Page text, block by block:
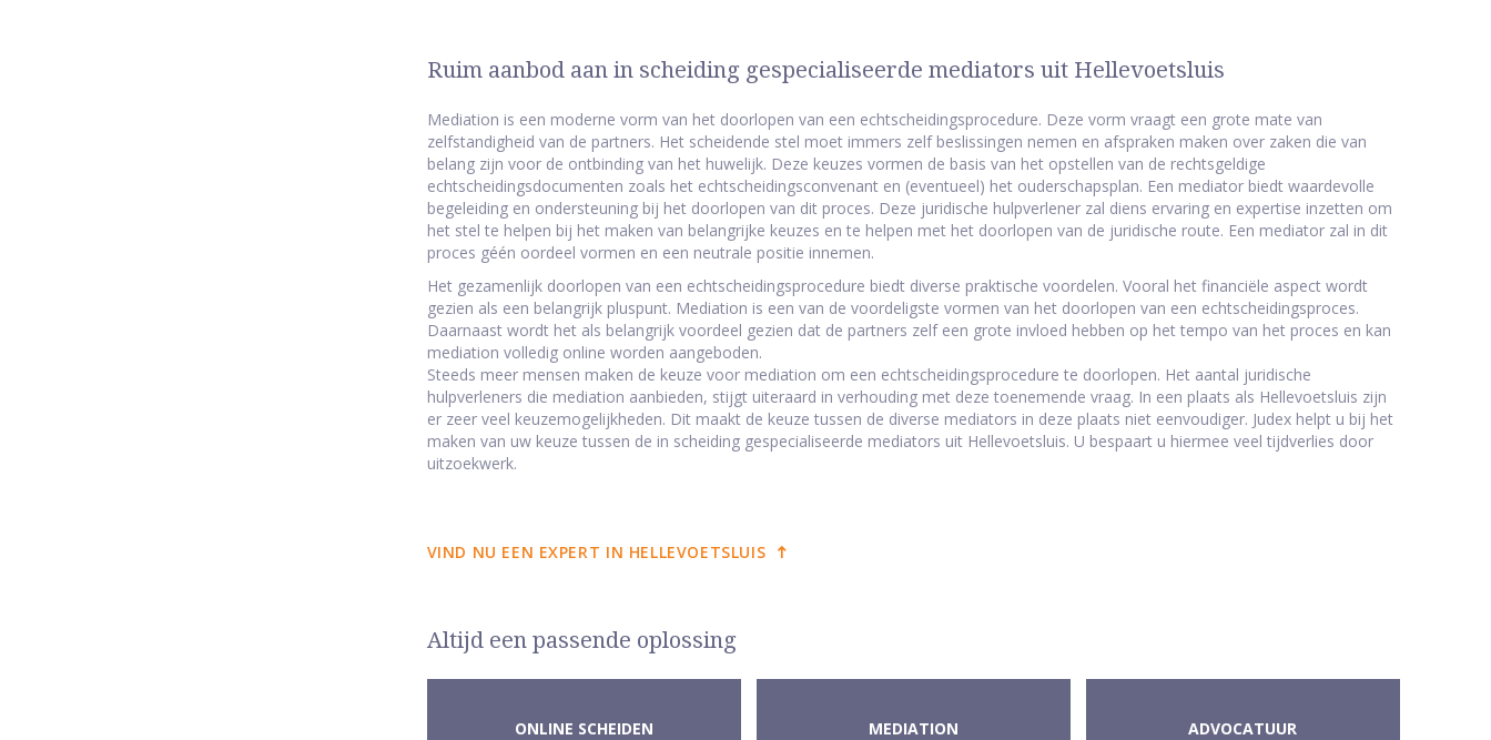
Ruim aanbod aan in scheiding gespecialiseerde mediators uit Hellevoetsluis
Mediation is een moderne vorm van het doorlopen van een echtscheidingsprocedure. Deze vorm vraagt een grote mate van
zelfstandigheid van de partners. Het scheidende stel moet immers zelf beslissingen nemen en afspraken maken over zaken die van
belang zijn voor de ontbinding van het huwelijk. Deze keuzes vormen de basis van het opstellen van de rechtsgeldige
echtscheidingsdocumenten zoals het echtscheidingsconvenant en (eventueel) het ouderschapsplan. Een mediator biedt waardevolle
begeleiding en ondersteuning bij het doorlopen van dit proces. Deze juridische hulpverlener zal diens ervaring en expertise inzetten om
het stel te helpen bij het maken van belangrijke keuzes en te helpen met het doorlopen van de juridische route. Een mediator zal in dit
proces géén oordeel vormen en een neutrale positie innemen.
Het gezamenlijk doorlopen van een echtscheidingsprocedure biedt diverse praktische voordelen. Vooral het financiële aspect wordt
gezien als een belangrijk pluspunt. Mediation is een van de voordeligste vormen van het doorlopen van een echtscheidingsproces.
Daarnaast wordt het als belangrijk voordeel gezien dat de partners zelf een grote invloed hebben op het tempo van het proces en kan
mediation volledig online worden aangeboden.
Steeds meer mensen maken de keuze voor mediation om een echtscheidingsprocedure te doorlopen. Het aantal juridische
hulpverleners die mediation aanbieden, stijgt uiteraard in verhouding met deze toenemende vraag. In een plaats als Hellevoetsluis zijn
er zeer veel keuzemogelijkheden. Dit maakt de keuze tussen de diverse mediators in deze plaats niet eenvoudiger. Judex helpt u bij het
maken van uw keuze tussen de in scheiding gespecialiseerde mediators uit Hellevoetsluis. U bespaart u hiermee veel tijdverlies door
uitzoekwerk.
VIND NU EEN EXPERT IN HELLEVOETSLUIS
Altijd een passende oplossing
ONLINE SCHEIDEN MEDIATION ADVOCATUUR